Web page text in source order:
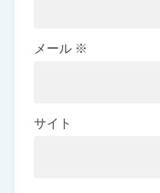
メール ※
サイト